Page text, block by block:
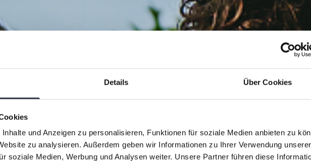
Details Über Cookies
und Anzeigen zu personalisieren, Funktionen für soziale Medien anbieten zu
zu analysieren. Außerdem geben wir Informationen zu Ihrer Verwendung unserer
soziale Medien, Werbung und Analysen weiter. Unsere Partner führen diese